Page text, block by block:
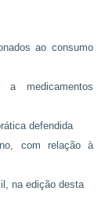
ao consumo
medicamentos
defendida
com relação à
na edição desta